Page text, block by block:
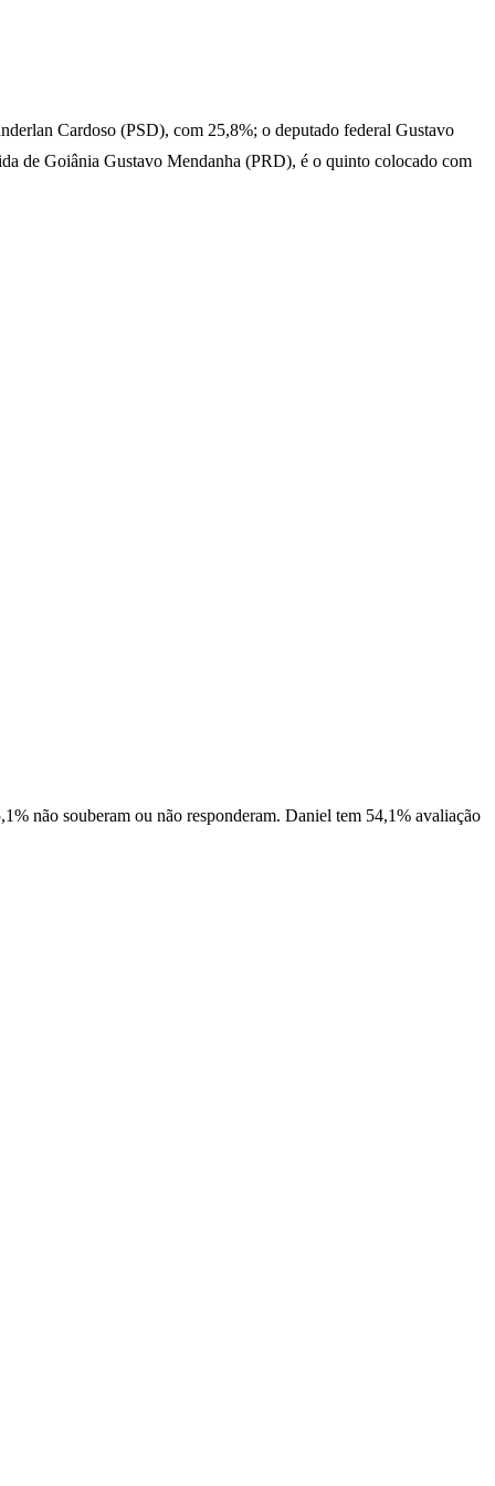
Cardoso (PSD), com 25,8%; o deputado federal Gustavo
de Goiânia Gustavo Mendanha (PRD), é o quinto colocado com
não souberam ou não responderam. Daniel tem 54,1% avaliação